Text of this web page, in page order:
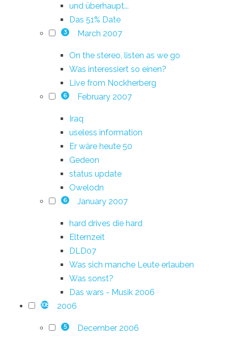
und überhaupt...
Das 51% Date
3 March 2007
On the stereo, listen as we go
Was interessiert so einen?
Live from Nockherberg
6 February 2007
Iraq
useless information
Er wäre heute 50
Gedeon
status update
Owelodn
6 January 2007
hard drives die hard
Elternzeit
DLD07
Was sich manche Leute erlauben
Was sonst?
Das wars - Musik 2006
108 2006
5 December 2006